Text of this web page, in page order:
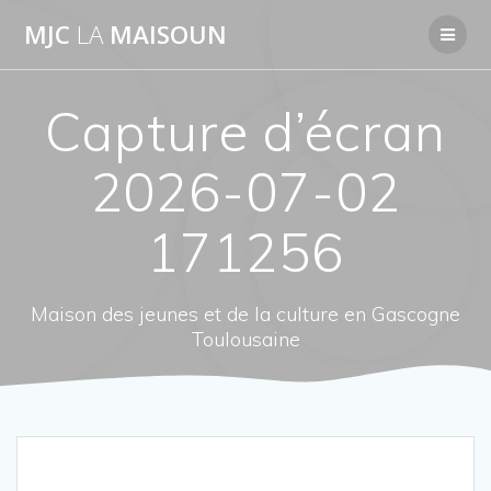
MJC LA MAISOUN
Capture d’écran
2026-07-02
171256
Maison des jeunes et de la culture en Gascogne
Toulousaine